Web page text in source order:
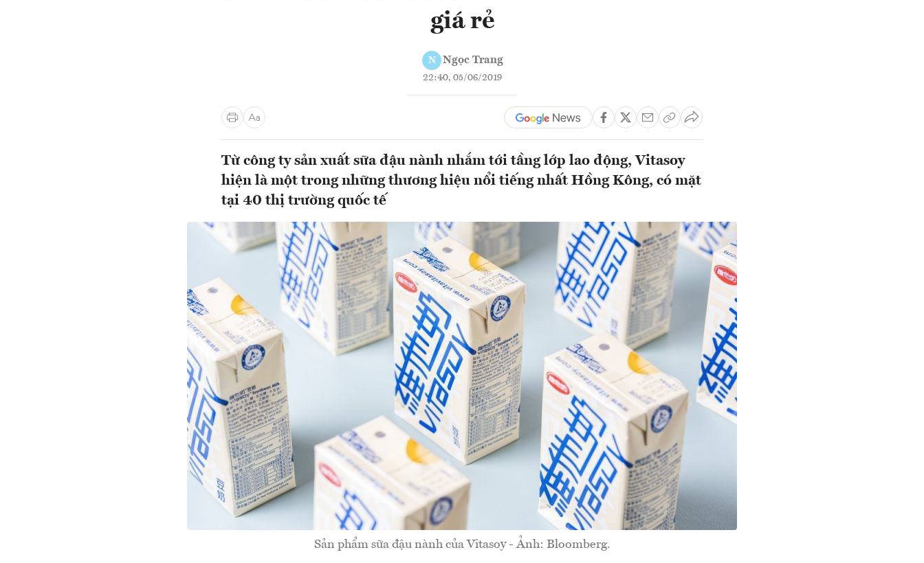
giá rẻ
N Ngọc Trang
22:40, 05/06/2019
Từ công ty sản xuất sữa đậu nành nhắm tới tầng lớp lao động, Vitasoy
hiện là một trong những thương hiệu nổi tiếng nhất Hồng Kông, có mặt
tại 40 thị trường quốc tế
Sản phẩm sữa đậu nành của Vitasoy - Ảnh: Bloomberg.